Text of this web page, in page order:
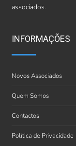
associados.
INFORMAÇÕES
Novos Associados
Quem Somos
Contactos
Política de Privacidade